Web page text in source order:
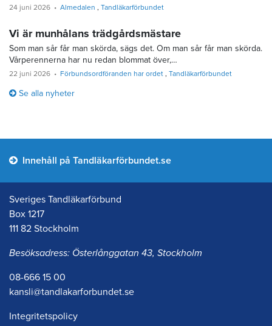
24 juni 2026 Almedalen Tandläkarförbundet
Vi är munhålans trädgårdsmästare
Som man sår får man skörda, sägs det. Om man sår får man skörda.
Vårperennerna har nu redan blommat över,…
22 juni 2026 Förbundsordföranden har ordet Tandläkarförbundet
Se alla nyheter
Innehåll på Tandläkarförbundet.se
Sveriges Tandläkarförbund
Box 1217
111 82 Stockholm
Besöksadress: Österlånggatan 43, Stockholm
08-666 15 00
kansli@tandlakarforbundet.se
Integritetspolicy